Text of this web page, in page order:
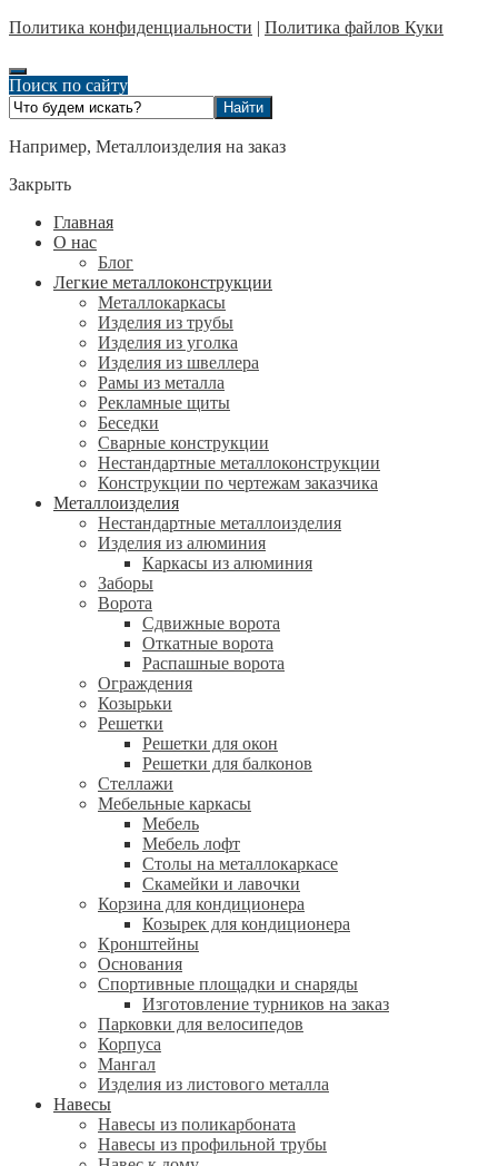
Политика конфиденциальности | Политика файлов Куки
Поиск по сайту
Например, Металлоизделия на заказ
Закрыть
Главная
О нас
Блог
Легкие металлоконструкции
Металлокаркасы
Изделия из трубы
Изделия из уголка
Изделия из швеллера
Рамы из металла
Рекламные щиты
Беседки
Сварные конструкции
Нестандартные металлоконструкции
Конструкции по чертежам заказчика
Металлоизделия
Нестандартные металлоизделия
Изделия из алюминия
Каркасы из алюминия
Заборы
Ворота
Сдвижные ворота
Откатные ворота
Распашные ворота
Ограждения
Козырьки
Решетки
Решетки для окон
Решетки для балконов
Стеллажи
Мебельные каркасы
Мебель
Мебель лофт
Столы на металлокаркасе
Скамейки и лавочки
Корзина для кондиционера
Козырек для кондиционера
Кронштейны
Основания
Спортивные площадки и снаряды
Изготовление турников на заказ
Парковки для велосипедов
Корпуса
Мангал
Изделия из листового металла
Навесы
Навесы из поликарбоната
Навесы из профильной трубы